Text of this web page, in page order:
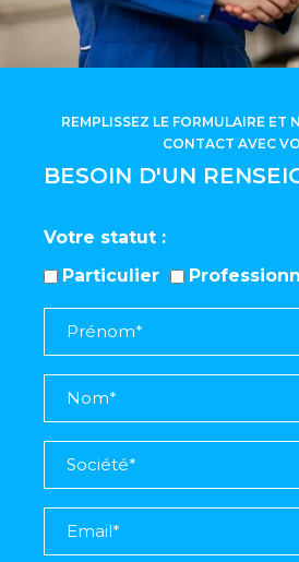
BESOIN D'UN
REMPLISSEZ LE FORMULAIRE ET
CONTACT AVEC
Votre statut
Particulier